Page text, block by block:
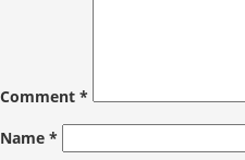
Comment *
Name *